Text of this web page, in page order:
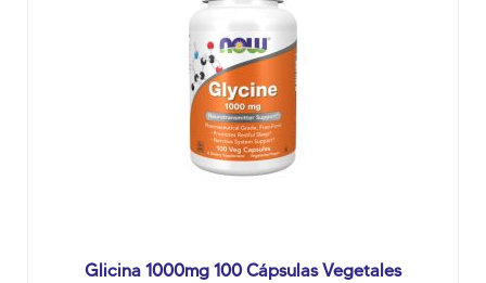
Glicina 1000mg 100 Cápsulas Vegetales